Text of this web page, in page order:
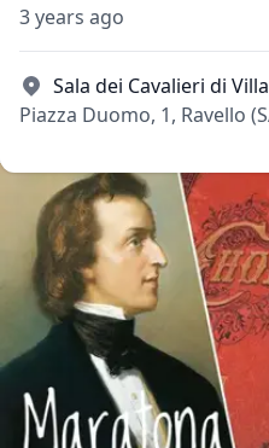
3 years ago
Sala dei Cavalieri di
Piazza Duomo, 1, Ravello